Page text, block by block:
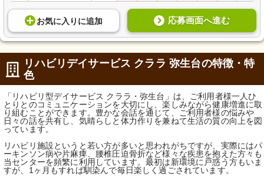
お気に入り に追加 応募画面へ進む
リハビリデイサービス クララ 弥生台の特徴・特
色
「リハビリ型デイサービス クララ・弥生台」は、ご利用者様一人ひ
とりとのコミュニケーションを大切にし、楽しみながら健康増進に取
り組むことができます。豊かな会話を通じて、ご利用者様の悩みや
日々の話を共有し、気晴らしと体力作りを兼ねて生活の質の向上を図
っています。
リハビリ施設というと若い方が多いと思われがちですが、実際にはパ
ーキンソン病や片麻痺、腰椎圧迫骨折など様々な疾患を抱えた方々も
当センターを頻繁に利用しています。最初は新環境に戸惑う方もいま
すが、1ヶ月もすれば馴染んで毎日楽しく過ごされています。